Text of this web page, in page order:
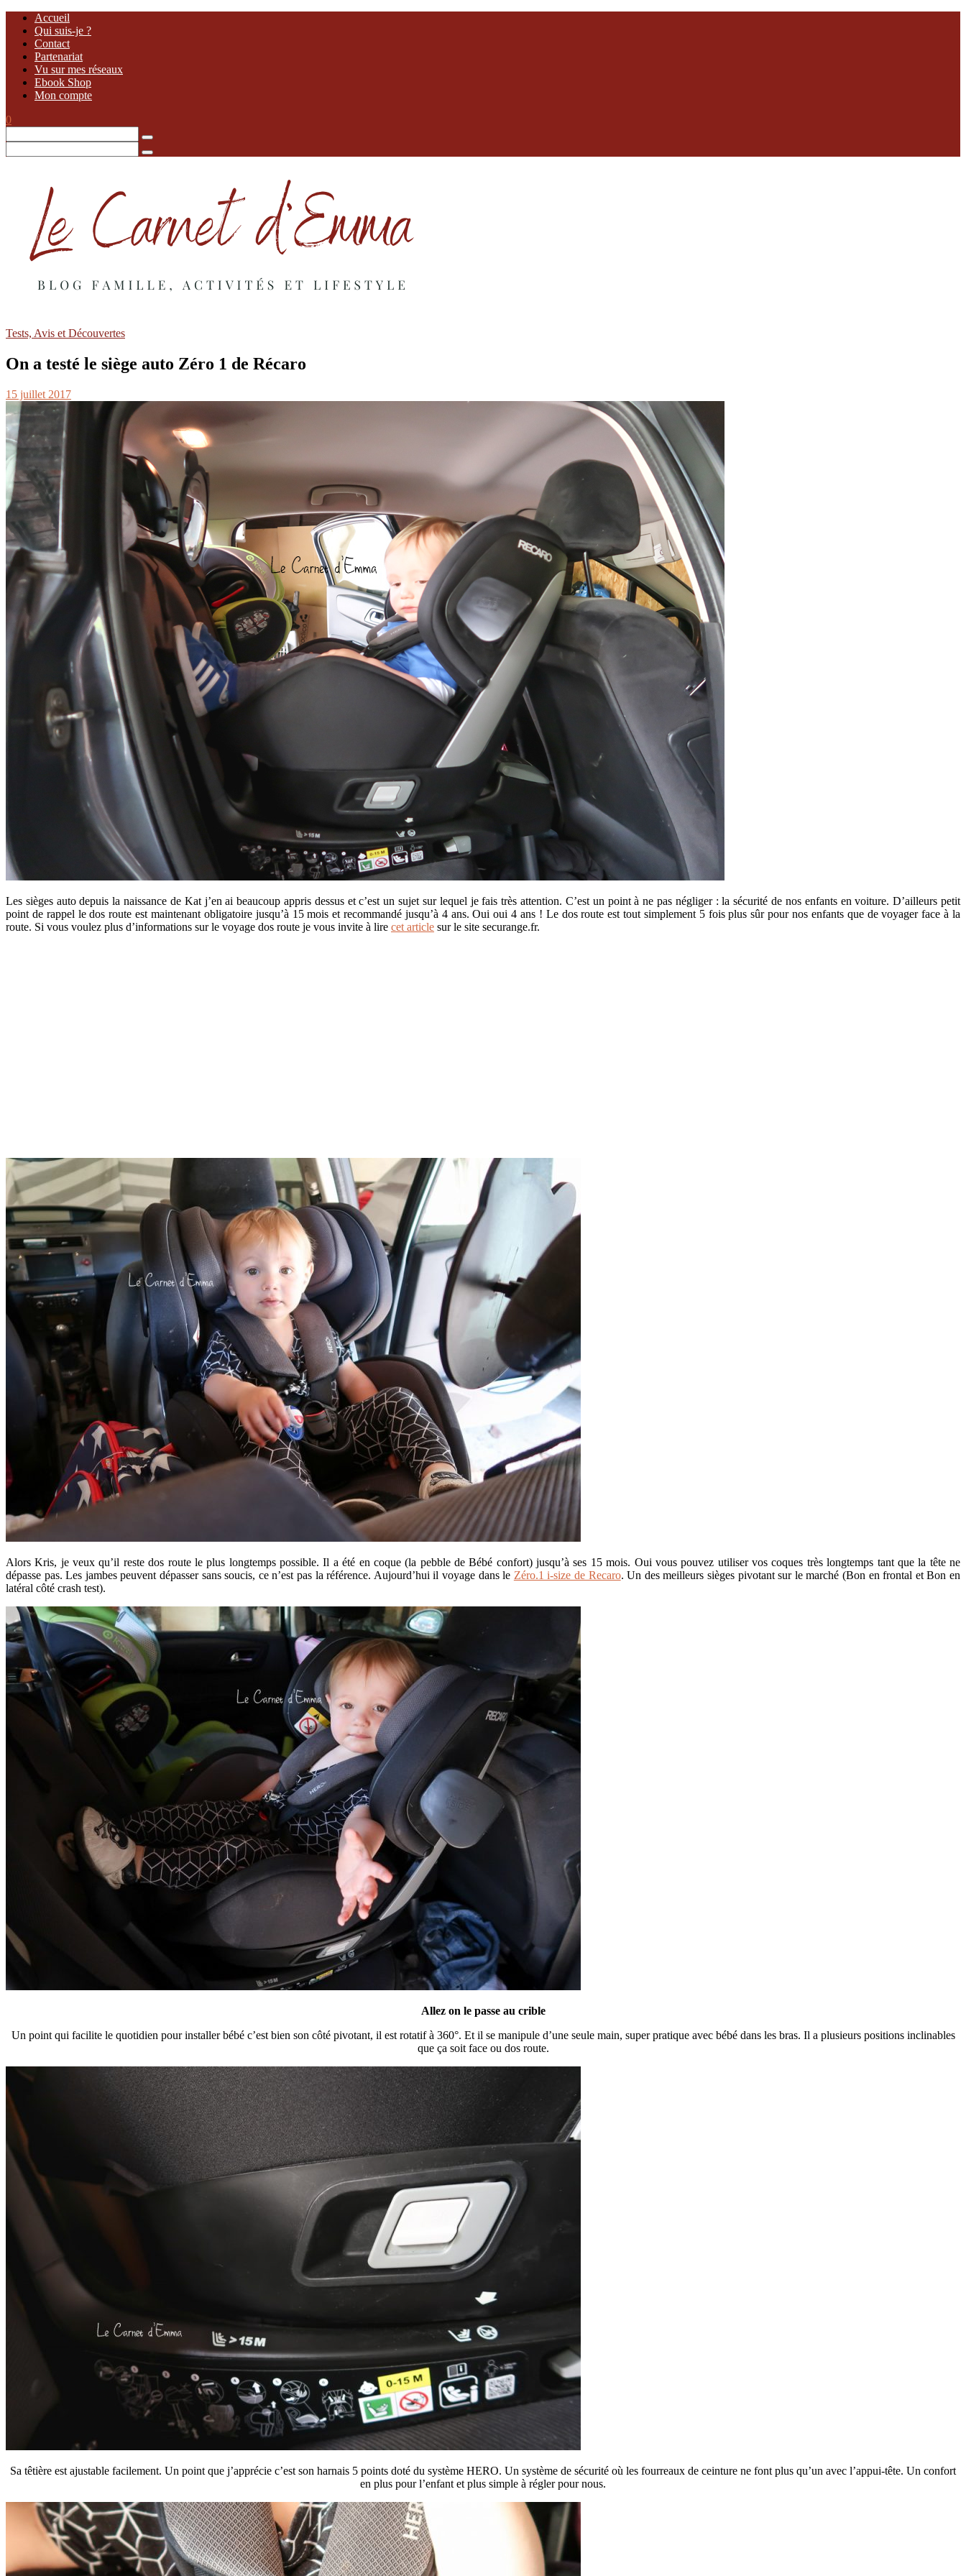
Accueil
Qui suis-je ?
Contact
Partenariat
Vu sur mes réseaux
Ebook Shop
Mon compte
0
Tests, Avis et Découvertes
On a testé le siège auto Zéro 1 de Récaro
15 juillet 2017
Les sièges auto depuis la naissance de Kat j’en ai beaucoup appris dessus et c’est un sujet sur lequel je fais très attention. C’est un point à ne pas négliger : la sécurité de nos enfants en voiture. D’ailleurs petit
point de rappel le dos route est maintenant obligatoire jusqu’à 15 mois et recommandé jusqu’à 4 ans. Oui oui 4 ans ! Le dos route est tout simplement 5 fois plus sûr pour nos enfants que de voyager face à la
route. Si vous voulez plus d’informations sur le voyage dos route je vous invite à lire cet article sur le site securange.fr.
Alors Kris, je veux qu’il reste dos route le plus longtemps possible. Il a été en coque (la pebble de Bébé confort) jusqu’à ses 15 mois. Oui vous pouvez utiliser vos coques très longtemps tant que la tête ne
dépasse pas. Les jambes peuvent dépasser sans soucis, ce n’est pas la référence. Aujourd’hui il voyage dans le Zéro.1 i-size de Recaro. Un des meilleurs sièges pivotant sur le marché (Bon en frontal et Bon en
latéral côté crash test).
Allez on le passe au crible
Un point qui facilite le quotidien pour installer bébé c’est bien son côté pivotant, il est rotatif à 360°. Et il se manipule d’une seule main, super pratique avec bébé dans les bras. Il a plusieurs positions inclinables
que ça soit face ou dos route.
Sa têtière est ajustable facilement. Un point que j’apprécie c’est son harnais 5 points doté du système HERO. Un système de sécurité où les fourreaux de ceinture ne font plus qu’un avec l’appui-tête. Un confort
en plus pour l’enfant et plus simple à régler pour nous.